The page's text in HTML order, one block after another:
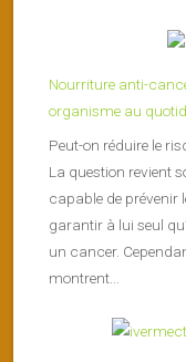
Nourriture anti-
organisme au
Peut-on réduire le
La question revient
capable de prévenir
garantir à lui seul
un cancer.
montrent...